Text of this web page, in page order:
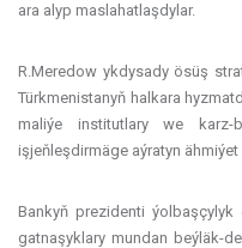
ara alyp maslahatlaşdylar.
R.Meredow ykdysady ösüş
Türkmenistanyň halkara
maliýe institutlary we karz-
işjeňleşdirmäge aýratyn
Bankyň prezidenti
gatnaşyklary mundan beýläk-